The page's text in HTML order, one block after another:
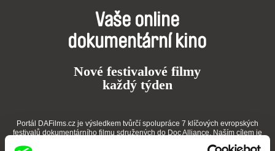
Vaše online
dokumentární kino
Nové festivalové filmy
každý týden
Portál DAFilms.cz je výsledkem tvůrčí spolupráce 7 klíčových evropských
festivalů dokumentárního filmu sdružených do Doc Alliance. Naším cílem je